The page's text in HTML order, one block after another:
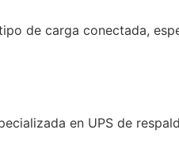
de carga conectada,
en UPS de